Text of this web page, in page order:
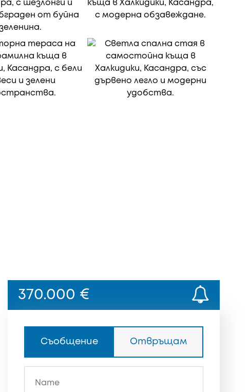
370.000 €
Съобщение Отвръщам